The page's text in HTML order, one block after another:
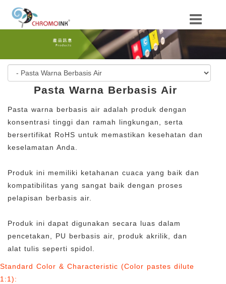
Pasta Warna Berbasis Air
Pasta warna berbasis air adalah produk dengan
konsentrasi tinggi dan ramah lingkungan, serta
bersertifikat RoHS untuk memastikan kesehatan dan
keselamatan Anda.
Produk ini memiliki ketahanan cuaca yang baik dan
kompatibilitas yang sangat baik dengan proses
pelapisan berbasis air.
Produk ini dapat digunakan secara luas dalam
pencetakan, PU berbasis air, produk akrilik, dan
alat tulis seperti spidol.
Standard Color & Characteristic (Color pastes dilute
1:1):